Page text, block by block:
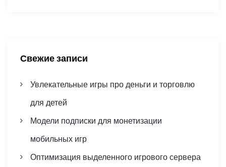
o
:
Свежие записи
Увлекательные игры про деньги и торговлю
для детей
Модели подписки для монетизации
мобильных игр
Оптимизация выделенного игрового сервера